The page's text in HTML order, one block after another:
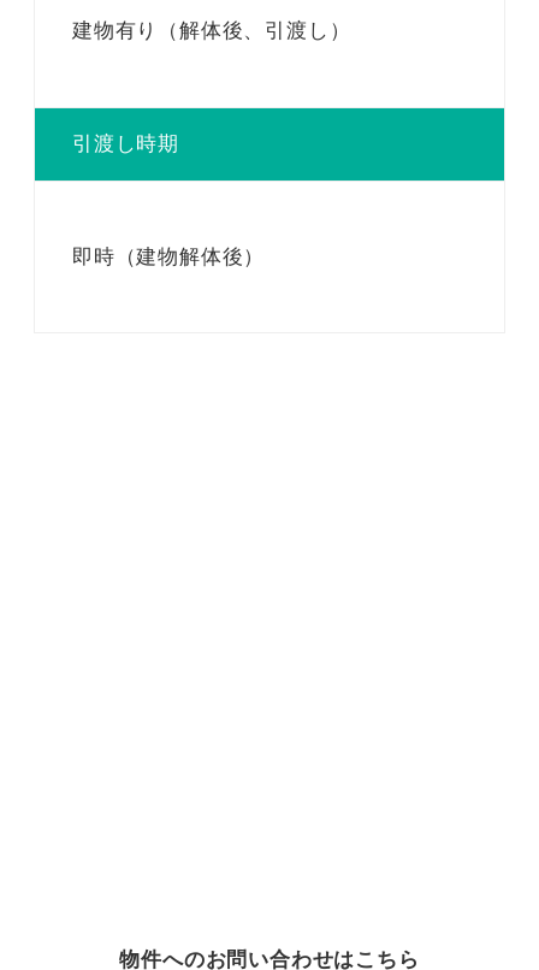
建物有り（解体後、引渡し）
引渡し時期
即時（建物解体後）
物件へのお問い合わせはこちら